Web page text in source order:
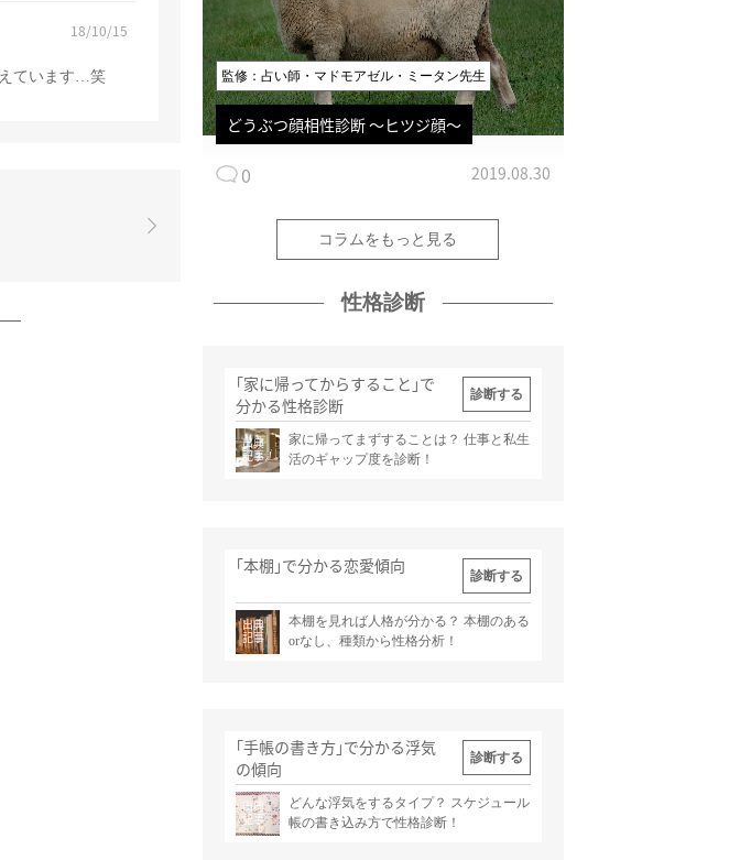
18/10/15
ています…笑 監修：占い師・マドモアゼル・ミータン先生
どうぶつ顔相性診断 〜ヒツジ顔〜
0 2019.08.30
コラムをもっと見る
性格診断
｢家に帰ってからすること｣で
分かる性格診断
診断する
出典
記事
家に帰ってまずすることは？ 仕事と私生
活のギャップ度を診断！
｢本棚｣で分かる恋愛傾向 診断する
出典
記事
本棚を見れば人格が分かる？ 本棚のある
orなし、種類から性格分析！
｢手帳の書き方｣で分かる浮気
の傾向
診断する
出典
記事
どんな浮気をするタイプ？ スケジュール
帳の書き込み方で性格診断！